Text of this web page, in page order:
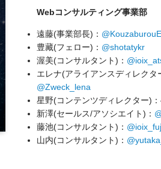
Webコンサルティング事業部
遠藤(事業部長)： @KouzaburouE
豊藏(フェロー)： @shotatykr
渥美(コンサルタント)：
エレナ(アライアンスディレクタ
@Zweck_lena
星野(コンテンツディレクター)
新澤(セールス/アソシエイト)：
藤池(コンサルタント)：
山内(コンサルタント)：